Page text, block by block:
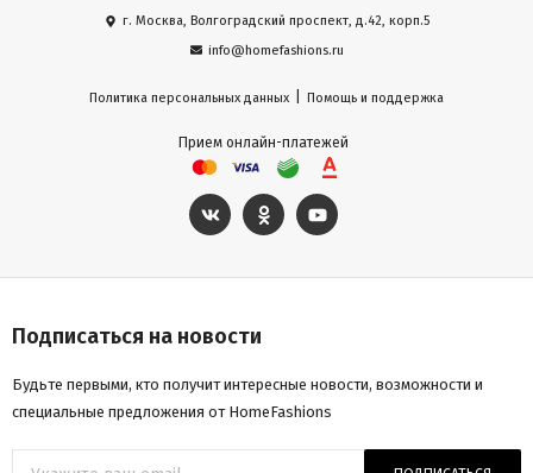
г. Москва, Волгоградский проспект, д.42, корп.5
info@homefashions.ru
Политика персональных данных Помощь и поддержка
Прием онлайн-платежей
Подписаться на новости
Будьте первыми, кто получит интересные новости, возможности и
специальные предложения от HomeFashions